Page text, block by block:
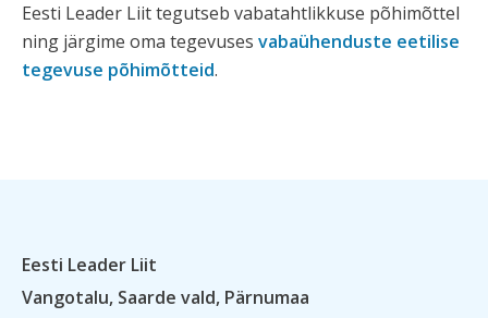
Eesti Leader Liit tegutseb vabatahtlikkuse põhimõttel
ning järgime oma tegevuses vabaühenduste eetilise
tegevuse põhimõtteid.
Eesti Leader Liit
Vangotalu, Saarde vald, Pärnumaa